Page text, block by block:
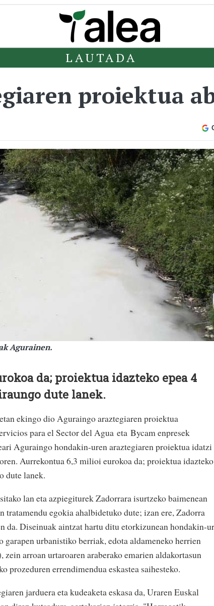
LAUTADA
proiektua
Agurainen.
da; proiektua idazteko epea 4
dute lanek.
ekingo dio Aguraingo araztegiaren proiektua
para el Sector del Agua eta Bycam enpresek
Aguraingo hondakin-uren araztegiaren proiektua idatzi
Aurrekontua 6,3 milioi eurokoa da; proiektua idazteko
dute lanek.
lan eta azpiegiturek Zadorrara isurtzeko baimenean
tratamendu egokia ahalbidetuko dute; izan ere, Zadorra
Diseinuak aintzat hartu ditu etorkizunean hondakin-ur
urbanistiko berriak, edota aldameneko herrien
arroan urtaroaren araberako emarien aldakortasun
prozeduren errendimendua eskastea saihesteko.
jarduera eta kudeaketa eskasa da, Uraren Euskal